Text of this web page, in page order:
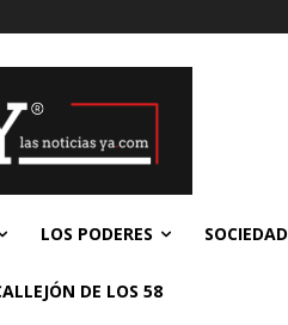
LOS PODERES SOCIEDAD
DE LOS 58